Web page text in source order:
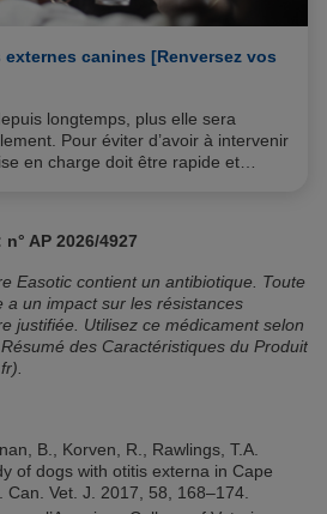
canines [Renversez vos
longtemps, plus elle sera
Pour éviter d’avoir à intervenir
en charge doit être rapide et
n° AP 2026/4927
Easotic contient un antibiotique. Toute
a un impact sur les résistances
justifiée. Utilisez ce médicament selon
des Caractéristiques du Produit
B., Korven, R., Rawlings, T.A.
of dogs with otitis externa in Cape
Can. Vet. J. 2017, 58, 168–174.